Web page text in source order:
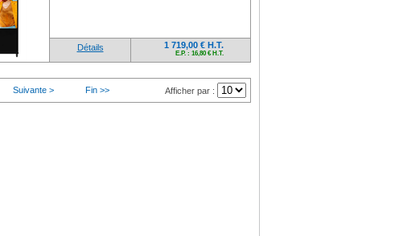
Détails 1 719,00 € H.T.
E.P. : 16,80 € H.T.
Suivante > Fin >> Afficher par :